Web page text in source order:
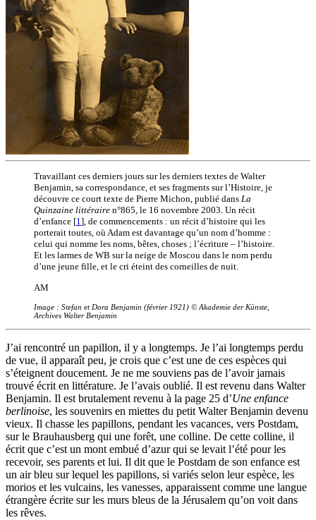
Travaillant ces derniers jours sur les derniers textes de Walter
Benjamin, sa correspondance, et ses fragments sur l’Histoire, je
découvre ce court texte de Pierre Michon, publié dans La
Quinzaine littéraire n°865, le 16 novembre 2003. Un récit
d’enfance [1], de commencements : un récit d’histoire qui les
porterait toutes, où Adam est davantage qu’un nom d’homme :
celui qui nomme les noms, bêtes, choses ; l’écriture – l’histoire.
Et les larmes de WB sur la neige de Moscou dans le nom perdu
d’une jeune fille, et le cri éteint des corneilles de nuit.
AM
Image : Stefan et Dora Benjamin (février 1921) © Akademie der Künste,
Archives Walter Benjamin
J’ai rencontré un papillon, il y a longtemps. Je l’ai longtemps perdu
de vue, il apparaît peu, je crois que c’est une de ces espèces qui
s’éteignent doucement. Je ne me souviens pas de l’avoir jamais
trouvé écrit en littérature. Je l’avais oublié. Il est revenu dans Walter
Benjamin. Il est brutalement revenu à la page 25 d’Une enfance
berlinoise, les souvenirs en miettes du petit Walter Benjamin devenu
vieux. Il chasse les papillons, pendant les vacances, vers Postdam,
sur le Brauhausberg qui une forêt, une colline. De cette colline, il
écrit que c’est un mont embué d’azur qui se levait l’été pour les
recevoir, ses parents et lui. Il dit que le Postdam de son enfance est
un air bleu sur lequel les papillons, si variés selon leur espèce, les
morios et les vulcains, les vanesses, apparaissent comme une langue
étrangère écrite sur les murs bleus de la Jérusalem qu’on voit dans
les rêves.